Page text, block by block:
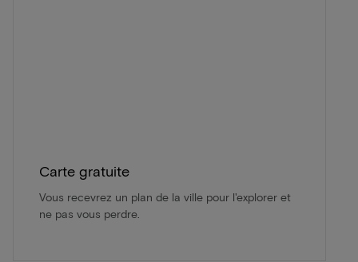
Carte gratuite
Vous recevrez un plan de la ville pour l'explorer et
ne pas vous perdre.